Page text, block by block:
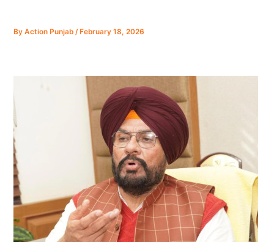
ByAction Punjab/ February 18, 2026